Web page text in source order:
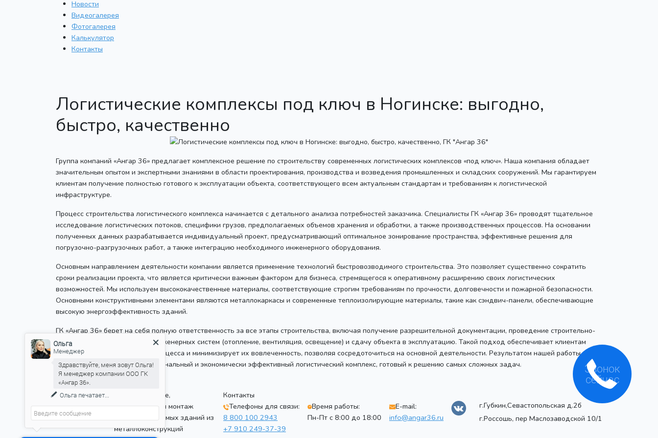
Новости
Видеогалерея
Фотогалерея
Калькулятор
Контакты
Логистические комплексы под ключ в Ногинске: выгодно,
быстро, качественно
Группа компаний «Ангар 36» предлагает комплексное решение по строительству современных логистических комплексов «под ключ». Наша компания обладает
значительным опытом и экспертными знаниями в области проектирования, производства и возведения промышленных и складских сооружений. Мы гарантируем
клиентам получение полностью готового к эксплуатации объекта, соответствующего всем актуальным стандартам и требованиям к логистической
инфраструктуре.
Процесс строительства логистического комплекса начинается с детального анализа потребностей заказчика. Специалисты ГК «Ангар 36» проводят тщательное
исследование логистических потоков, специфики грузов, предполагаемых объемов хранения и обработки, а также производственных процессов. На основании
полученных данных разрабатывается индивидуальный проект, предусматривающий оптимальное зонирование пространства, эффективные решения для
погрузочно-разгрузочных работ, а также интеграцию необходимого инженерного оборудования.
Основным направлением деятельности компании является применение технологий быстровозводимого строительства. Это позволяет существенно сократить
сроки реализации проекта, что является критически важным фактором для бизнеса, стремящегося к оперативному расширению своих логистических
возможностей. Мы используем высококачественные материалы, соответствующие строгим требованиям по прочности, долговечности и пожарной безопасности.
Основными конструктивными элементами являются металлокаркасы и современные теплоизолирующие материалы, такие как сэндвич-панели, обеспечивающие
высокую энергоэффективность зданий.
ГК «Ангар 36» берет на себя полную ответственность за все этапы строительства, включая получение разрешительной документации, проведение строительно-
монтажных работ, установку инженерных систем (отопление, вентиляция, освещение) и сдачу объекта в эксплуатацию. Такой подход обеспечивает клиентам
максимальную прозрачность процесса и минимизирует их вовлеченность, позволяя сосредоточиться на основной деятельности. Результатом нашей работы
является современный, функциональный и экономически эффективный логистический комплекс, готовый к решению самых сложных задач.
Проектирование,
производство и монтаж
быстровозводимых зданий из
металлоконструкций
Контакты
Телефоны для связи:
8 800 100 2943
+7 910 249-37-39
Время работы:
Пн-Пт с 8:00 до 18:00
E-mail:
info@angar36.ru
г.Губкин,Севастопольская д.2б
г.Россошь, пер Маслозаводской 10/1
Звонок
сейчас
Ольга
Менеджер
Здравствуйте, меня зовут Ольга!
Я менеджер компании ООО ГК
«Ангар 36».
Ольга печатает...